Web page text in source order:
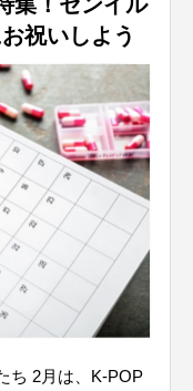
集！センイル
祝いしよう
ち 2月は、K-POP